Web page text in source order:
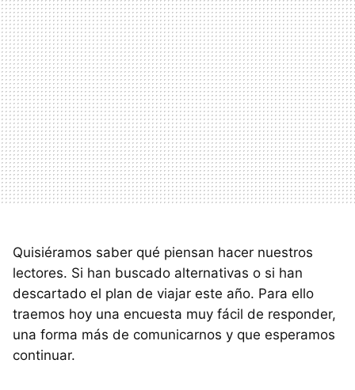
Quisiéramos saber qué piensan hacer nuestros
lectores. Si han buscado alternativas o si han
descartado el plan de viajar este año. Para ello
traemos hoy una encuesta muy fácil de responder,
una forma más de comunicarnos y que esperamos
continuar.